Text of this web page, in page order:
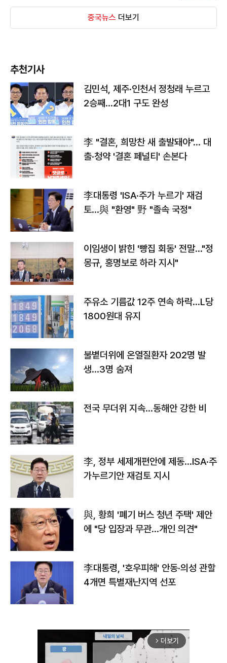
중국뉴스 더보기
추천기사
김민석, 제주·인천서 정청래 누르고
2승째…2대1 구도 완성
李 "결혼, 희망찬 새 출발돼야"… 대
출·청약 '결혼 페널티' 손본다
李대통령 'ISA·주가 누르기' 재검
토…與 "환영" 野 "졸속 국정"
이임생이 밝힌 '빵집 회동' 전말…"정
몽규, 홍명보로 하라 지시"
주유소 기름값 12주 연속 하락…L당
1800원대 유지
불볕더위에 온열질환자 202명 발
생…3명 숨져
전국 무더위 지속…동해안 강한 비
李, 정부 세제개편안에 제동…ISA·주
가누르기안 재검토 지시
與, 황희 '폐기 버스 청년 주택' 제안
에 "당 입장과 무관…개인 의견"
李대통령, '호우피해' 안동·의성 관할
4개면 특별재난지역 선포
arrow_forward_ios 더보기